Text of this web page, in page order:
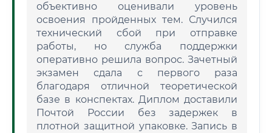
объективно оценивали уровень
освоения пройденных тем. Случился
технический сбой при отправке
работы, но служба поддержки
оперативно решила вопрос. Зачетный
экзамен сдала с первого раза
благодаря отличной теоретической
базе в конспектах. Диплом доставили
Почтой России без задержек в
плотной защитной упаковке. Запись в